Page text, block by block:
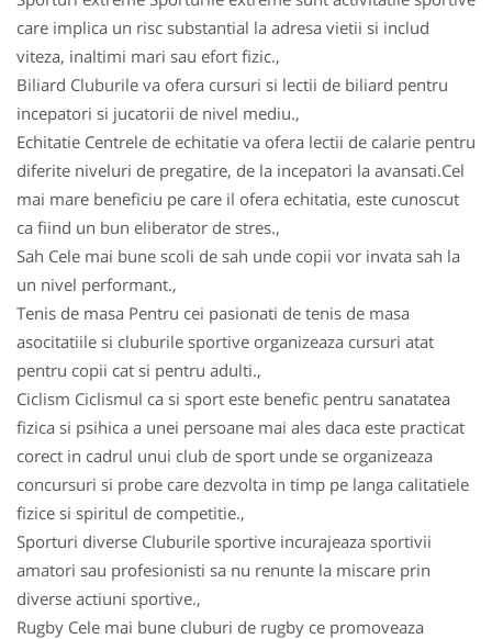
care implica un risc substantial la adresa vietii si includ
viteza, inaltimi mari sau efort fizic.,
Biliard Cluburile va ofera cursuri si lectii de biliard pentru
incepatori si jucatorii de nivel mediu.,
Echitatie Centrele de echitatie va ofera lectii de calarie pentru
diferite niveluri de pregatire, de la incepatori la avansati.Cel
mai mare beneficiu pe care il ofera echitatia, este cunoscut
ca fiind un bun eliberator de stres.,
Sah Cele mai bune scoli de sah unde copii vor invata sah la
un nivel performant.,
Tenis de masa Pentru cei pasionati de tenis de masa
asocitatiile si cluburile sportive organizeaza cursuri atat
pentru copii cat si pentru adulti.,
Ciclism Ciclismul ca si sport este benefic pentru sanatatea
fizica si psihica a unei persoane mai ales daca este practicat
corect in cadrul unui club de sport unde se organizeaza
concursuri si probe care dezvolta in timp pe langa calitatiele
fizice si spiritul de competitie.,
Sporturi diverse Cluburile sportive incurajeaza sportivii
amatori sau profesionisti sa nu renunte la miscare prin
diverse actiuni sportive.,
Rugby Cele mai bune cluburi de rugby ce promoveaza